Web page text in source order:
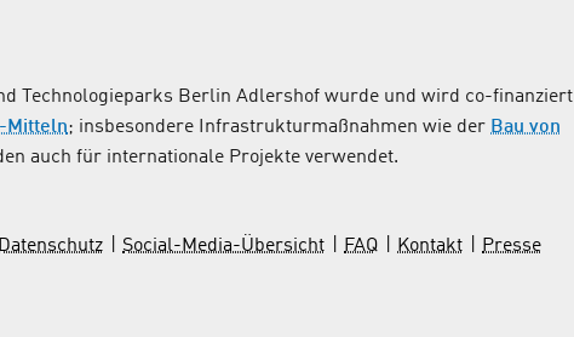
Technologieparks Berlin Adlershof wurde und wird co-finanziert
Mitteln; insbesondere Infrastrukturmaßnahmen wie der Bau von
auch für internationale Projekte verwendet.
Datenschutz Social-Media-Übersicht FAQ Kontakt
Presse